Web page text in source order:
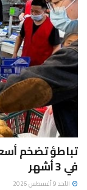
تباطؤ تضخم
في 3 أشهر
الأحد 9 أغسطس 2026